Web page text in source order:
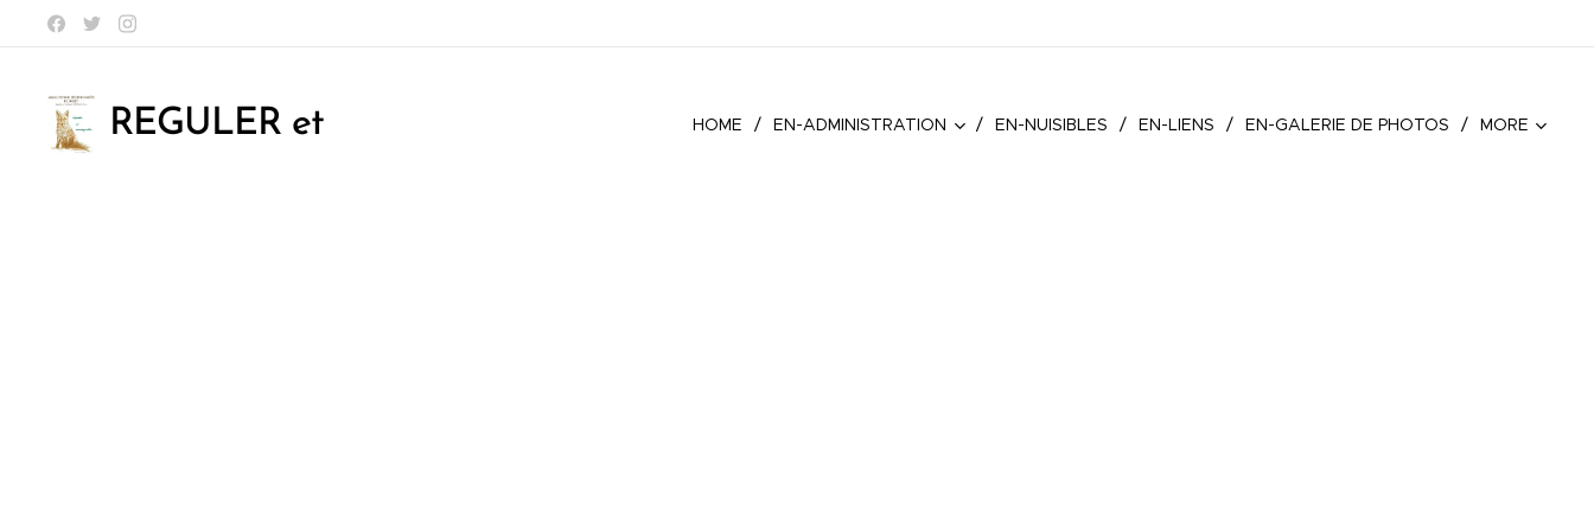
REGULER et
HOME EN-ADMINISTRATION EN-NUISIBLES EN-LIENS EN-GALERIE DE PHOTOS MORE